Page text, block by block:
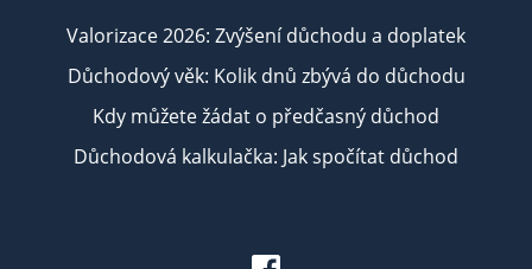
Valorizace 2026: Zvýšení důchodu a doplatek
Důchodový věk: Kolik dnů zbývá do důchodu
Kdy můžete žádat o předčasný důchod
Důchodová kalkulačka: Jak spočítat důchod